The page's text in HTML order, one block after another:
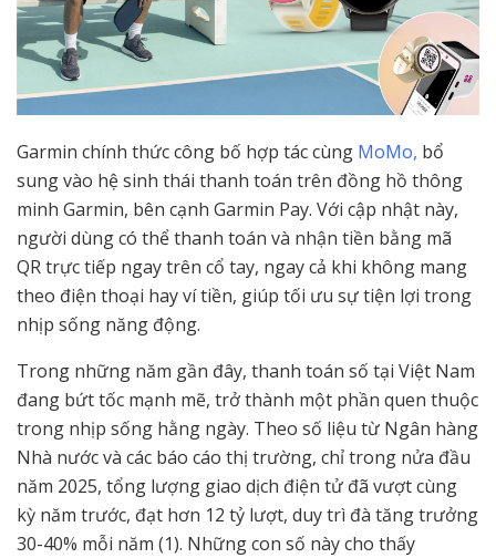
Garmin chính thức công bố hợp tác cùng MoMo, bổ
sung vào hệ sinh thái thanh toán trên đồng hồ thông
minh Garmin, bên cạnh Garmin Pay. Với cập nhật này,
người dùng có thể thanh toán và nhận tiền bằng mã
QR trực tiếp ngay trên cổ tay, ngay cả khi không mang
theo điện thoại hay ví tiền, giúp tối ưu sự tiện lợi trong
nhịp sống năng động.
Trong những năm gần đây, thanh toán số tại Việt Nam
đang bứt tốc mạnh mẽ, trở thành một phần quen thuộc
trong nhịp sống hằng ngày. Theo số liệu từ Ngân hàng
Nhà nước và các báo cáo thị trường, chỉ trong nửa đầu
năm 2025, tổng lượng giao dịch điện tử đã vượt cùng
kỳ năm trước, đạt hơn 12 tỷ lượt, duy trì đà tăng trưởng
30-40% mỗi năm (1). Những con số này cho thấy